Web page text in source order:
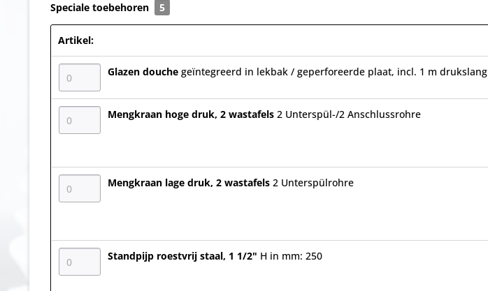
Speciale toebehoren 5
Artikel:
Glazen douche geïntegreerd in lekbak / geperforeerde plaat, incl. 1 m drukslang
Mengkraan hoge druk, 2 wastafels 2 Unterspül-/2 Anschlussrohre
Mengkraan lage druk, 2 wastafels 2 Unterspülrohre
Standpijp roestvrij staal, 1 1/2" H in mm: 250